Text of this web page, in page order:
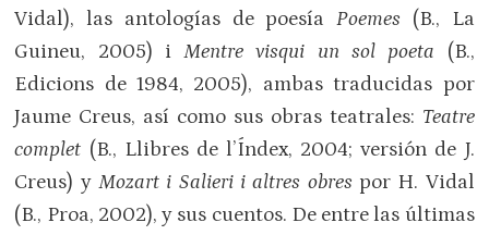
Vidal), las antologías de poesíaPoemes (B., La
Guineu, 2005) iMentre visqui un sol poeta (B.,
Edicions de 1984, 2005), ambas traducidas por
Jaume Creus, así como sus obras teatrales: Teatre
complet (B., Llibres de l’Índex, 2004; versión de J.
Creus) yMozart i Salieri i altres obres por H. Vidal
(B., Proa, 2002), y sus cuentos. De entre las últimas